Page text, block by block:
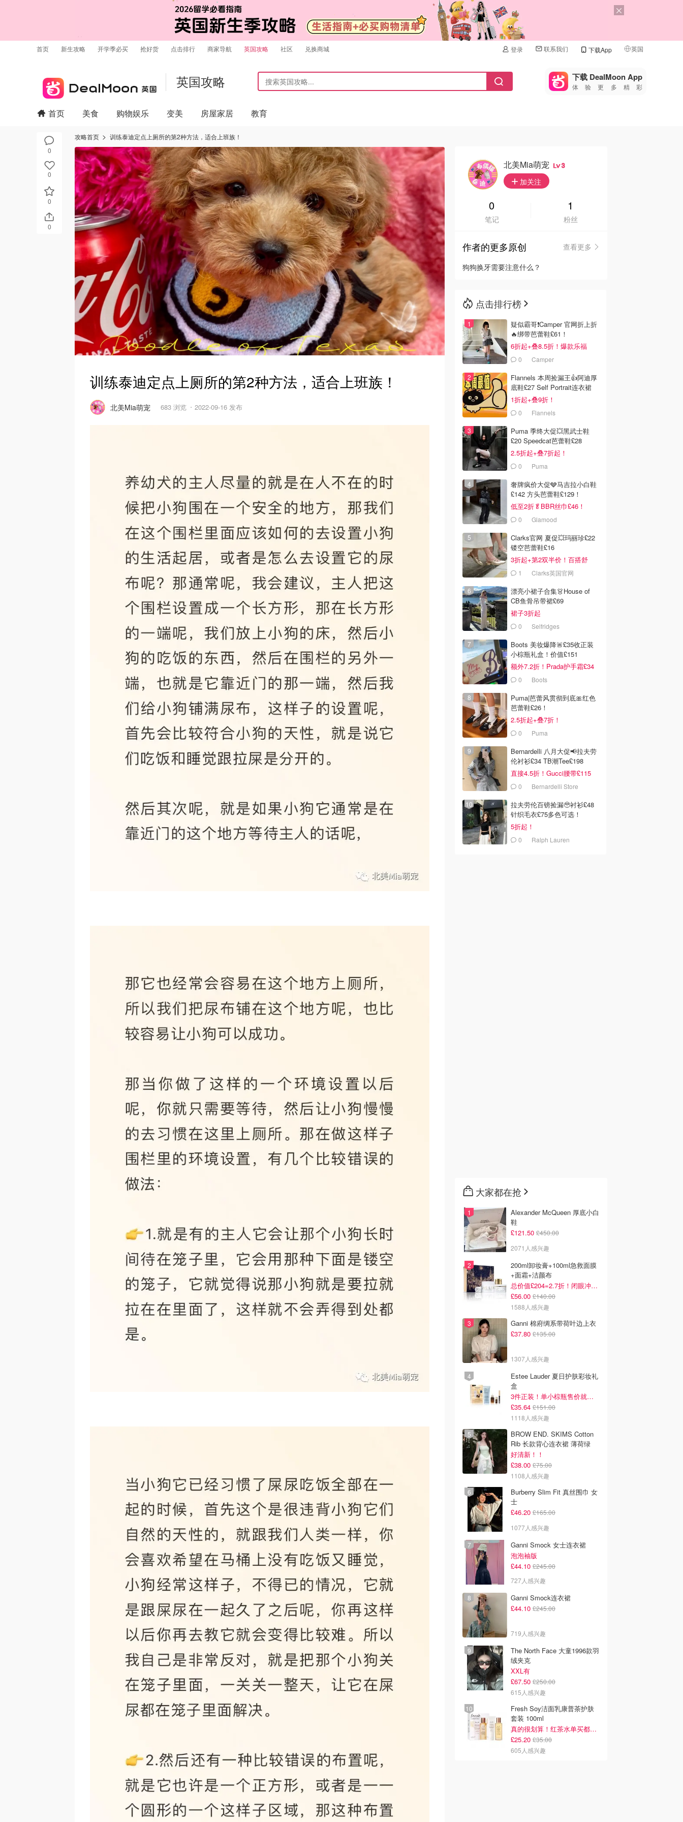
首页 新生攻略 开学季必买 抢好货 点击排行 商家导航 英国攻略 社区 兑换商城 登录 联系我们 下载App 英国
🇺🇸
🇨🇳 中国
🇦🇺
🇳🇿新西兰
英国攻略 下载 DealMoon App
体验更多精彩
0
0
0
0
首页 美食 购物娱乐 变美 房屋家居 教育
攻略首页 训练泰迪定点上厕所的第2种方法，适合上班族！
训练泰迪定点上厕所的第2种方法，适合上班族！
北美Mia萌宠 683 浏览 2022-09-16 发布
北美Mia萌宠 3
加关注
0
笔记
1
粉丝
作者的更多原创
查看更多
狗狗换牙需要注意什么？
点击排行榜
疑似霸哥❗️Camper 官网折上折
🔥绑带芭蕾鞋£61！
6折起+叠8.5折！爆款乐福
£68！
0 Camper
Flannels 本周捡漏王👍阿迪厚
底鞋£27 Self Portrait连衣裙
£63
1折起+叠9折！
0 Flannels
Puma 季终大促💥黑武士鞋
£20 Speedcat芭蕾鞋£28
2.5折起+叠7折起！
0 Puma
奢牌疯价大促🩶马吉拉小白鞋
£142 方头芭蕾鞋£129！
低至2折🥬BBR丝巾£46！
0 Glamood
Clarks官网 夏促💥玛丽珍£22
镂空芭蕾鞋£16
3折起+第2双半价！百搭舒
服！1 Clarks英国官网
漂亮小裙子合集👗House of
CB鱼骨吊带裙£69
裙子3折起
0 Selfridges
Boots 美妆爆降🚨£35收正装
小棕瓶礼盒！价值£151
额外7.2折！Prada护手霜£34
0 Boots
Puma|芭蕾风贯彻到底🎀红色
芭蕾鞋£26！
2.5折起+叠7折！
0 Puma
Bernardelli 八月大促📢拉夫劳
伦衬衫£34 TB潮Tee£198
直接4.5折！Gucci腰带£115
0 Bernardelli Store
拉夫劳伦百镑捡漏🥹衬衫£48
针织毛衣£75多色可选！
5折起！
0 Ralph Lauren
大家都在抢
Alexander McQueen 厚底小白
鞋
£121.50 £450.00
2071人感兴趣
200ml卸妆膏+100ml急救面膜
+面霜+洁颜布
总价值£204=2.7折！闭眼冲这套！
£56.00 £140.00
1588人感兴趣
Ganni 棉府绸系带荷叶边上衣
£37.80 £135.00
1307人感兴趣
Estee Lauder 夏日护肤彩妆礼
盒
3件正装！单小棕瓶售价就要£65！
£35.64 £151.00
1118人感兴趣
BROW END. SKIMS Cotton
Rib 长款背心连衣裙 薄荷绿
好清新！！
£38.00 £75.00
1108人感兴趣
Burberry Slim Fit 真丝围巾 女
士
£46.20 £165.00
1077人感兴趣
Ganni Smock 女士连衣裙
泡泡袖版
£44.10 £245.00
727人感兴趣
Ganni Smock连衣裙
£44.10 £245.00
719人感兴趣
The North Face 大童1996款羽
绒夹克
XXL有
£67.50 £250.00
615人感兴趣
Fresh Soy洁面乳康普茶护肤
套装 100ml
真的很划算！红茶水单买都要£35！
£25.20 £35.00
605人感兴趣